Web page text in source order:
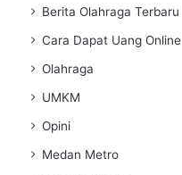
Berita Olahraga Terbaru
Cara Dapat Uang Online
Olahraga
UMKM
Opini
Medan Metro